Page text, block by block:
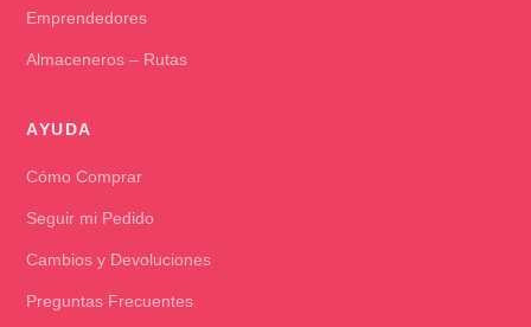
Emprendedores
Almaceneros – Rutas
AYUDA
Cómo Comprar
Seguir mi Pedido
Cambios y Devoluciones
Preguntas Frecuentes